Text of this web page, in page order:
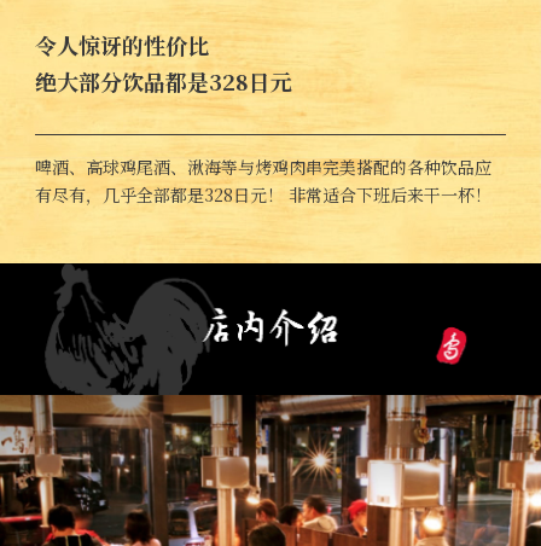
令人惊讶的性价比
绝大部分饮品都是328日元
啤酒、高球鸡尾酒、湫海等与烤鸡肉串完美搭配的各种饮品应
有尽有，几乎全部都是328日元！ 非常适合下班后来干一杯！